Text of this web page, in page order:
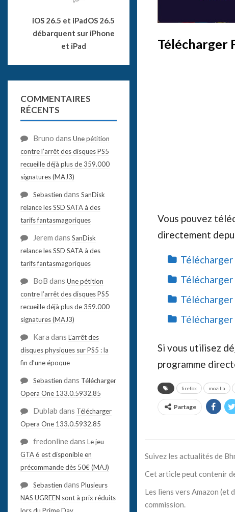
Télécharger
Vous pouvez
directement
Si vous utilisez
programme
firefox mozilla
Partage
Suivez les actualités de
Cet article peut contenir
Les liens vers Amazon (et
commission.
iOS 26.5 et iPadOS 26.5
débarquent sur iPhone
et iPad
COMMENTAIRES
RÉCENTS
Bruno dans Une pétition
contre l’arrêt des disques PS5
recueille déjà plus de 359.000
signatures (MAJ3)
Sebastien dans SanDisk
relance les SSD SATA à des
tarifs fantasmagoriques
Jerem dans SanDisk
relance les SSD SATA à des
tarifs fantasmagoriques
BoB dans Une pétition
contre l’arrêt des disques PS5
recueille déjà plus de 359.000
signatures (MAJ3)
Kara dans L’arrêt des
disques physiques sur PS5 : la
fin d’une époque
Sebastien dans Télécharger
Opera One 133.0.5932.85
Dublab dans Télécharger
Opera One 133.0.5932.85
fredonlinedans Le jeu
GTA 6 est disponible en
précommande dès 50€ (MAJ)
Sebastien dans Plusieurs
NAS UGREEN sont à prix réduits
lors du Prime Day